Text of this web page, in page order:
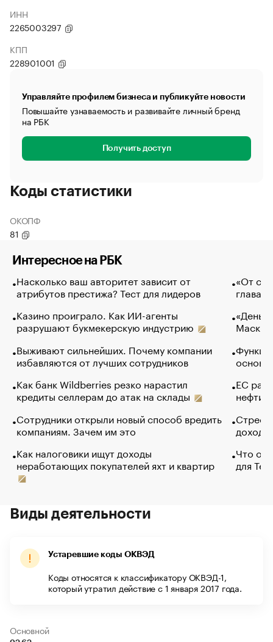
ИНН
2265003297
КПП
228901001
Управляйте профилем бизнеса и публикуйте новости
Повышайте узнаваемость и развивайте личный бренд
на РБК
Получить доступ
Коды статистики
ОКОПФ
81
Интересное на РБК
Насколько ваш авторитет зависит от
атрибутов престижа? Тест для лидеров
Казино проиграло. Как ИИ-агенты
разрушают букмекерскую индустрию
Выживают сильнейших. Почему компании
избавляются от лучших сотрудников
Как банк Wildberries резко нарастил
кредиты селлерам до атак на склады
Сотрудники открыли новый способ вредить
компаниям. Зачем им это
Как налоговики ищут доходы
неработающих покупателей яхт и квартир
«От
глава
Маск в
основ
ЕС
нефти
Что
для
Виды деятельности
Устаревшие коды ОКВЭД
Коды относятся к классификатору ОКВЭД-1,
который утратил действие с 1 января 2017 года.
Основной